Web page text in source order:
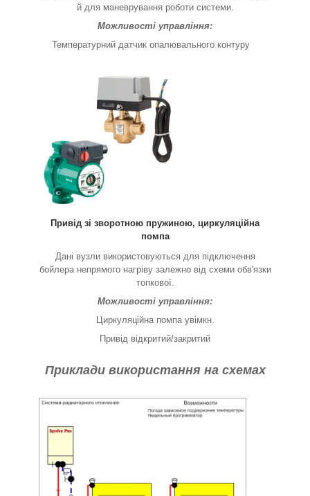
й для маневрування роботи системи.
Можливості управління:
Температурний датчик опалювального контуру
Привід зі зворотною пружиною, циркуляційна
помпа
Дані вузли використовуються для підключення
бойлера непрямого нагріву залежно від схеми обв'язки
топкової.
Можливості управління:
Циркуляційна помпа увімкн.
Привід відкритий/закритий
Приклади використання на схемах